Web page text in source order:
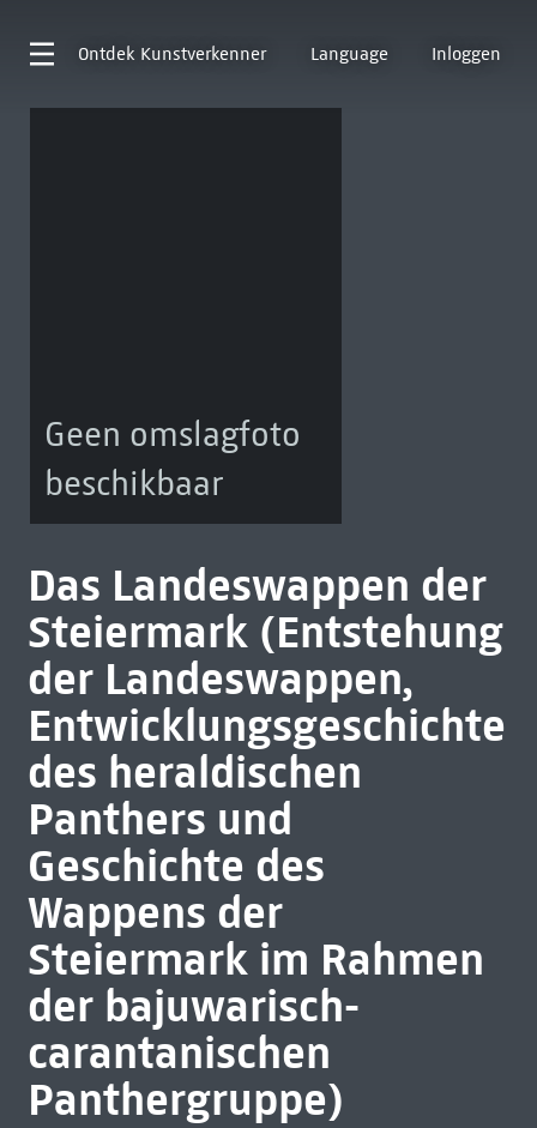
Ontdek Kunstverkenner Language Inloggen
Geen omslagfoto
beschikbaar
Das Landeswappen der
Steiermark (Entstehung
der Landeswappen,
Entwicklungsgeschichte
des heraldischen
Panthers und
Geschichte des
Wappens der
Steiermark im Rahmen
der bajuwarisch-
carantanischen
Panthergruppe)